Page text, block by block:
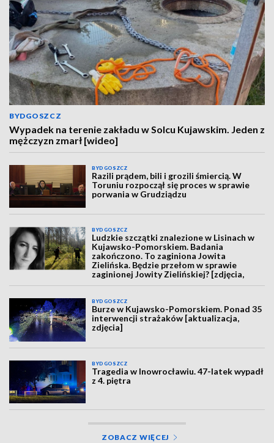
BYDGOSZCZ
Wypadek na terenie zakładu w Solcu Kujawskim. Jeden z
mężczyzn zmarł [wideo]
BYDGOSZCZ
Razili prądem, bili i grozili śmiercią. W
Toruniu rozpoczął się proces w sprawie
porwania w Grudziądzu
BYDGOSZCZ
Ludzkie szczątki znalezione w Lisinach w
Kujawsko-Pomorskiem. Badania
zakończono. To zaginiona Jowita
Zielińska. Będzie przełom w sprawie
zaginionej Jowity Zielińskiej? [zdjęcia,
wideo, aktualizacja]
BYDGOSZCZ
Burze w Kujawsko-Pomorskiem. Ponad 35
interwencji strażaków [aktualizacja,
zdjęcia]
BYDGOSZCZ
Tragedia w Inowrocławiu. 47-latek wypadł
z 4. piętra
ZOBACZ WIĘCEJ